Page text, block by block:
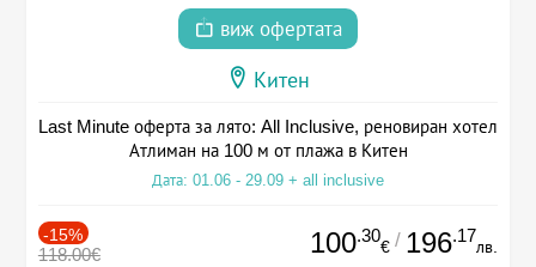
виж офертата
Китен
Last Minute оферта за лято: All Inclusive, реновиран хотел
Атлиман на 100 м от плажа в Китен
Дата: 01.06 - 29.09 + all inclusive
-15%
118.00€ 100.30
€ / 196.17
лв.